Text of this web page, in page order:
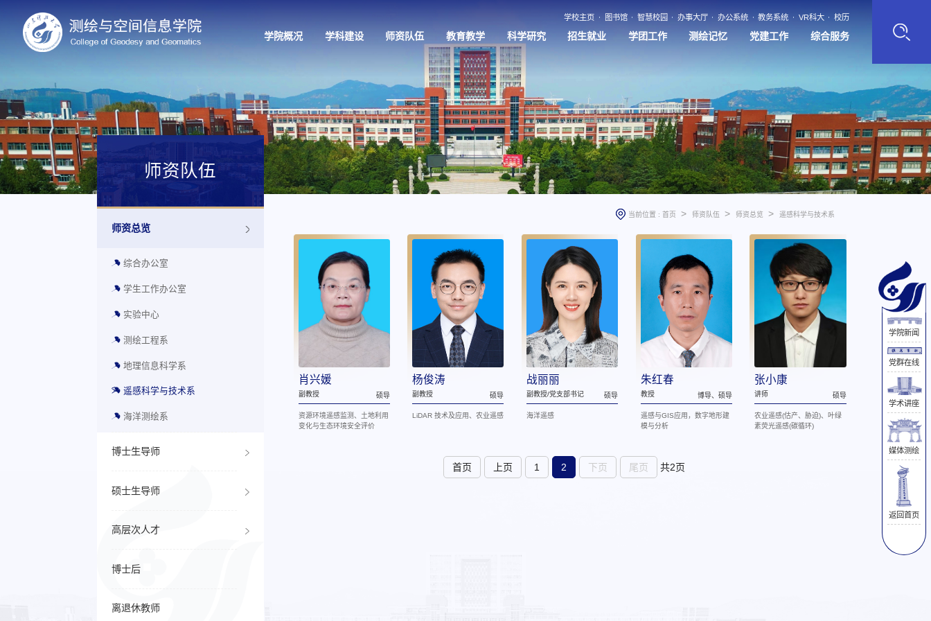
学校主页 图书馆 智慧校园 办事大厅 办公系统 教务系统 VR科大 校历
学院概况 学科建设 师资队伍 教育教学 科学研究 招生就业 学团工作 测绘记忆 党建工作 综合服务
师资队伍
师资总览
综合办公室
学生工作办公室
实验中心
测绘工程系
地理信息科学系
遥感科学与技术系
海洋测绘系
博士生导师
硕士生导师
高层次人才
博士后
离退休教师
当前位置 : 首页 > 师资队伍 > 师资总览 > 遥感科学与技术系
肖兴媛
副教授 硕导
资源环境遥感监测、土地利用
变化与生态环境安全评价
杨俊涛
副教授 硕导
LiDAR 技术及应用、农业遥感
战丽丽
副教授/党支部书记 硕导
海洋遥感
朱红春
教授 博导、硕导
遥感与GIS应用，数字地形建
模与分析
张小康
讲师 硕导
农业遥感(估产、胁迫)、叶绿
素荧光遥感(碳循环)
首页 上页 1 2 下页 尾页 共2页
学院新闻
党群在线
学术讲座
媒体测绘
返回首页